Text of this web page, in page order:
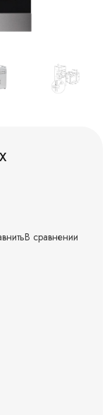
В сравнении